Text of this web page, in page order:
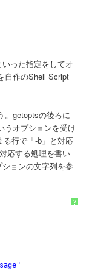
った指定をしてオ
自作のShell Script
。getoptsの後ろに
うオプションを受け
る行で「-b」と対応
応する処理を書い
ョンの文字列を参
?